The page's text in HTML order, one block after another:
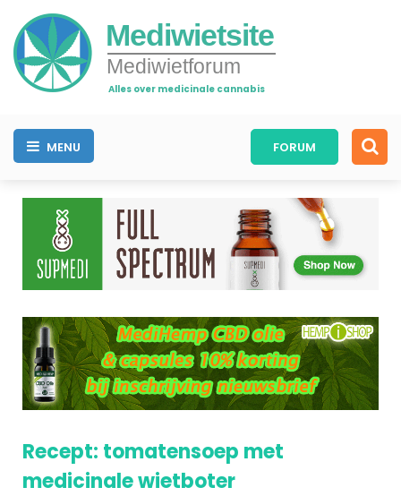
Mediwietsite
Mediwietforum
Alles over medicinale cannabis
MENU FORUM
Recept: tomatensoep met
medicinale wietboter